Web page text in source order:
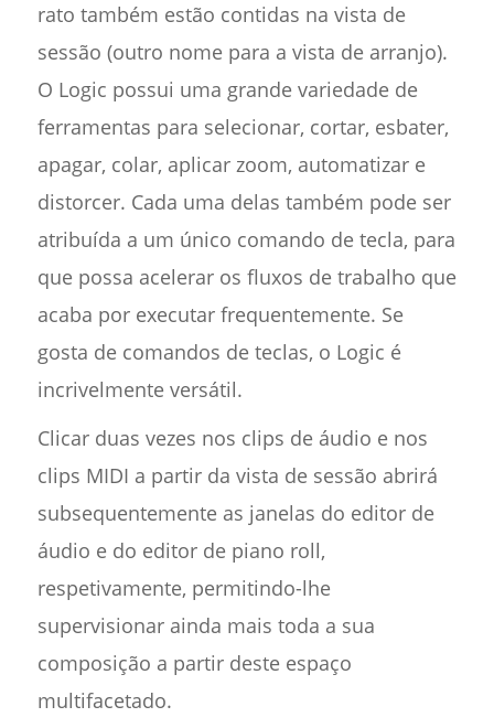
rato também estão contidas na vista de
sessão (outro nome para a vista de arranjo).
O Logic possui uma grande variedade de
ferramentas para selecionar, cortar, esbater,
apagar, colar, aplicar zoom, automatizar e
distorcer. Cada uma delas também pode ser
atribuída a um único comando de tecla, para
que possa acelerar os fluxos de trabalho que
acaba por executar frequentemente. Se
gosta de comandos de teclas, o Logic é
incrivelmente versátil.
Clicar duas vezes nos clips de áudio e nos
clips MIDI a partir da vista de sessão abrirá
subsequentemente as janelas do editor de
áudio e do editor de piano roll,
respetivamente, permitindo-lhe
supervisionar ainda mais toda a sua
composição a partir deste espaço
multifacetado.